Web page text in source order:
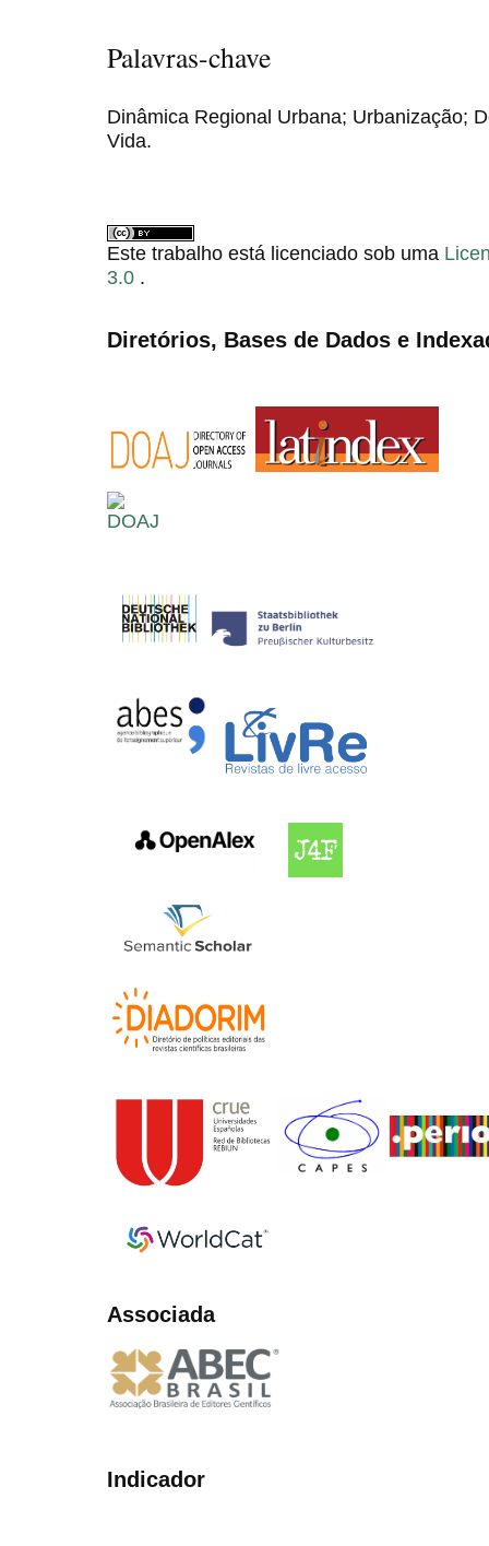
Palavras-chave
Dinâmica Regional Urbana; Urbanização;
Vida.
Este trabalho está licenciado sob uma
3.0 .
Diretórios, Bases de Dados e
Associada
Indicador